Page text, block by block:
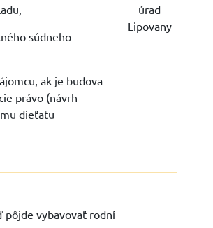
súdneho
ak je budova
právo (návrh
dieťaťu
úrad
Lipovany
pôjde vybavovať rodní